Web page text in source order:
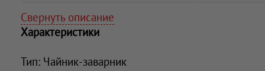
Свернуть описание
Характеристики
Тип: Чайник-заварник